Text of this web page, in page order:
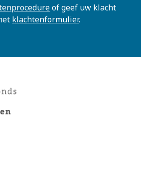
of geef uw klacht
klachtenformulier.